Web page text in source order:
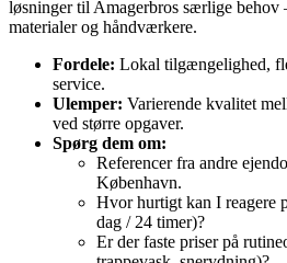
løsninger til Amagerbros særlige
materialer og håndværkere.
Fordele: Lokal tilgængelighed,
service.
Ulemper: Varierende kvalitet
ved større opgaver.
Spørg dem om:
Referencer fra andre
København.
Hvor hurtigt kan I reagere
dag / 24 timer)?
Er der faste priser på